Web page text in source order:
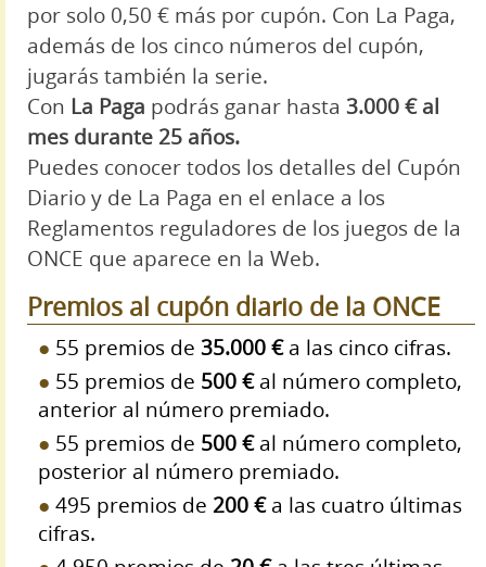
por solo 0,50 € más por cupón. Con La Paga,
además de los cinco números del cupón,
jugarás también la serie.
Con La Paga podrás ganar hasta 3.000 € al
mes durante 25 años.
Puedes conocer todos los detalles del Cupón
Diario y de La Paga en el enlace a los
Reglamentos reguladores de los juegos de la
ONCE que aparece en la Web.
Premios al cupón diario de la ONCE
55 premios de 35.000 €a las cinco cifras.
55 premios de 500 €al número completo,
anterior al número premiado.
55 premios de 500 €al número completo,
posterior al número premiado.
495 premios de 200 €a las cuatro últimas
cifras.